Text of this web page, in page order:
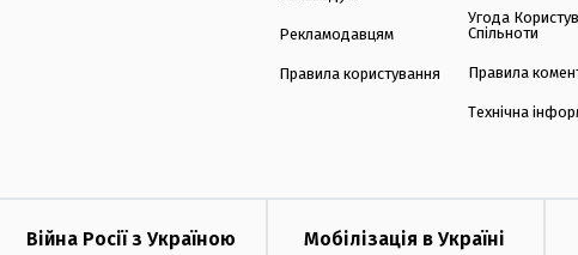
Рекламодавцям
Правила користування
Угода
Спільноти
Правила
Технічна
Війна Росії з Україною Мобілізація в Україні